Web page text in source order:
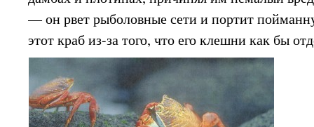
— он рвет рыболовные сети и портит
этот краб из-за того, что его клешни как бы